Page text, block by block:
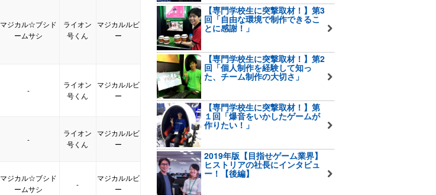
マジカル☆ブシド
ームサシ
ライオン
号くん
マジカルルビ
ー
-
ライオン
号くん
マジカルルビ
ー
-
ライオン
号くん
マジカルルビ
ー
マジカル☆ブシド
ームサシ
-
マジカルルビ
ー
【専門学校生に突撃取材！】第3
回「自由な環境で制作できるこ
とに感謝！」
【専門学校生に突撃取材！】第2
回「個人制作を経験して知っ
た、チーム制作の大切さ」
【専門学校生に突撃取材！】第
１回「爆音をいかしたゲームが
作りたい！」
2019年版【目指せゲーム業界】
ヒストリアの社長にインタビュ
ー！【後編】